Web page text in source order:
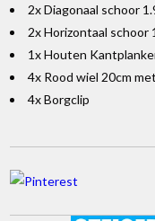
2x Diagonaal schoor
2x Horizontaal schoor
1x Houten
4x Rood wiel 20cm
4x Borgclip